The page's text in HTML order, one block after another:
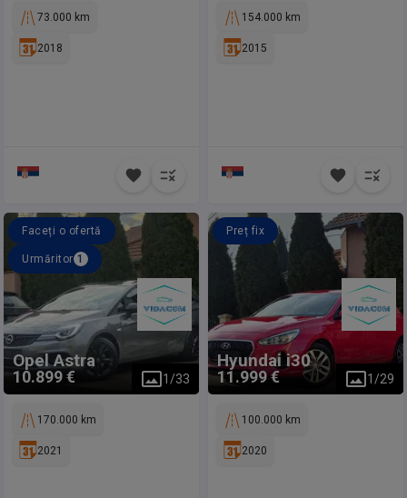
73.000 km
2018
154.000 km
2015
Opel Astra
10.899 €
Faceți o ofertă
Urmăritor 1
1 /33
170.000 km
2021
Hyundai i30
11.999 €
Preț fix
1 /29
100.000 km
2020